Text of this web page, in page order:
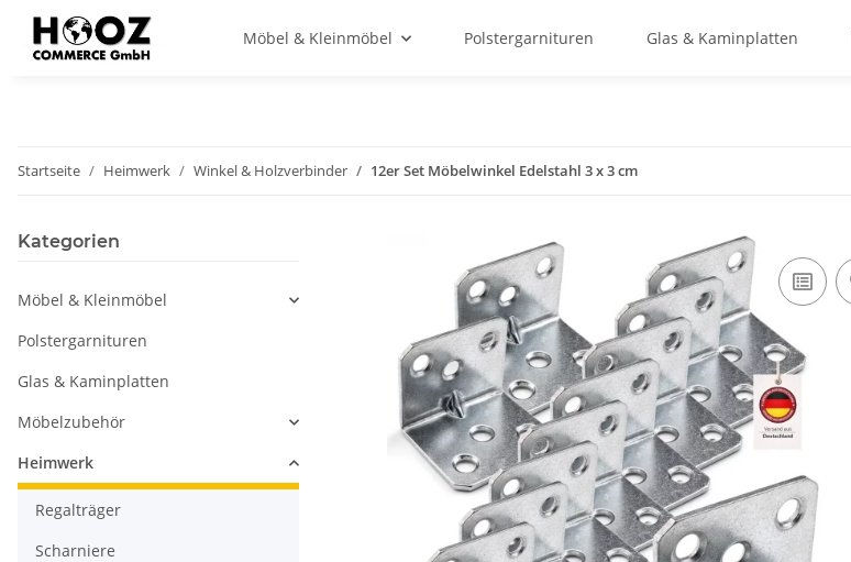
Möbel & Kleinmöbel Polstergarnituren Glas & Kaminplatten
Startseite Heimwerk Winkel & Holzverbinder 12er Set Möbelwinkel Edelstahl 3 x 3 cm
Kategorien
Möbel & Kleinmöbel
Polstergarnituren
Glas & Kaminplatten
Möbelzubehör
Heimwerk
Regalträger
Scharniere